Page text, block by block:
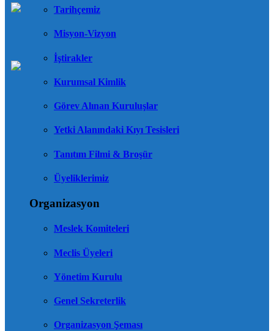
Tarihçemiz
Misyon-Vizyon
İştirakler
Kurumsal Kimlik
Görev Alınan Kuruluşlar
Yetki Alanındaki Kıyı Tesisleri
Tanıtım Filmi & Broşür
Üyeliklerimiz
Organizasyon
Meslek Komiteleri
Meclis Üyeleri
Yönetim Kurulu
Genel Sekreterlik
Organizasyon Şeması